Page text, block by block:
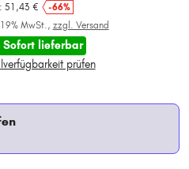
51,43 €
-66%
MwSt., zzgl. Versand
Sofort lieferbar
prüfen